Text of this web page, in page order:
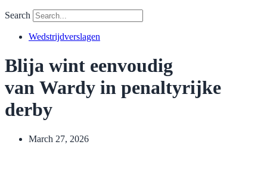
Search
Wedstrijdverslagen
Blija wint eenvoudig
van Wardy in penaltyrijke
derby
March 27, 2026